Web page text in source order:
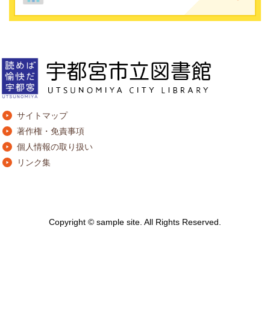
サイトマップ
著作権・免責事項
個人情報の取り扱い
リンク集
Copyright © sample site. All Rights Reserved.